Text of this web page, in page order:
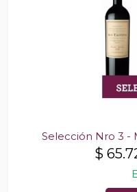
Selección Nro 3 -
$